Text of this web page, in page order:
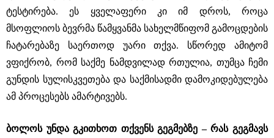
ტესტირება. ეს ყველაფერი კი იმ დროს, როცა
მსოფლიოს ბევრმა წამყვანმა სახელმწიფომ გამოცდების
ჩატარებაზე საერთოდ უარი თქვა. სწორედ ამიტომ
ვფიქრობ, რომ საქმე ნამდვილად რთულია, თუმცა ჩემი
გუნდის სულისკვეთება და საქმისადმი დამოკიდებულება
ამ პროცესებს ამარტივებს.
ბოლოს უნდა გკითხოთ თქვენს გეგმებზე – რას გეგმავს